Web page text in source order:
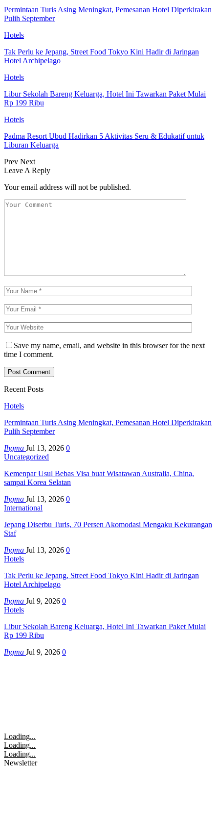
Permintaan Turis Asing Meningkat, Pemesanan Hotel Diperkirakan
Pulih September
Hotels
Tak Perlu ke Jepang, Street Food Tokyo Kini Hadir di Jaringan
Hotel Archipelago
Hotels
Libur Sekolah Bareng Keluarga, Hotel Ini Tawarkan Paket Mulai
Rp 199 Ribu
Hotels
Padma Resort Ubud Hadirkan 5 Aktivitas Seru & Edukatif untuk
Liburan Keluarga
Prev Next
Leave A Reply
Your email address will not be published.
Save my name, email, and website in this browser for the next
time I comment.
Recent Posts
Hotels
Permintaan Turis Asing Meningkat, Pemesanan Hotel Diperkirakan
Pulih September
Ihgma Jul 13, 2026 0
Uncategorized
Kemenpar Usul Bebas Visa buat Wisatawan Australia, China,
sampai Korea Selatan
Ihgma Jul 13, 2026 0
International
Jepang Diserbu Turis, 70 Persen Akomodasi Mengaku Kekurangan
Staf
Ihgma Jul 13, 2026 0
Hotels
Tak Perlu ke Jepang, Street Food Tokyo Kini Hadir di Jaringan
Hotel Archipelago
Ihgma Jul 9, 2026 0
Hotels
Libur Sekolah Bareng Keluarga, Hotel Ini Tawarkan Paket Mulai
Rp 199 Ribu
Ihgma Jul 9, 2026 0
Loading...
Loading...
Loading...
Newsletter